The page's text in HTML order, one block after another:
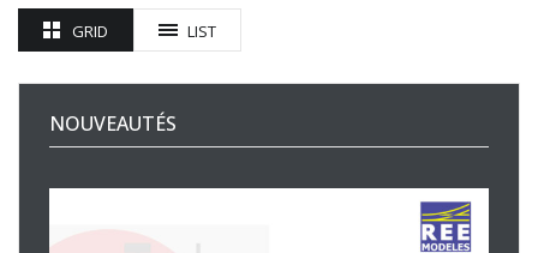
GRID LIST
NOUVEAUTÉS